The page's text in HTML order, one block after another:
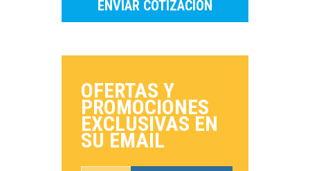
ENVIAR COTIZACIÓN
OFERTAS Y
PROMOCIONES
EXCLUSIVAS EN
SU EMAIL